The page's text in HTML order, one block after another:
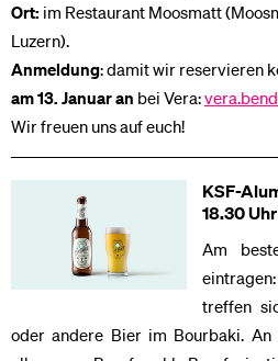
Ort: im Restaurant Moosmatt
Luzern).
Anmeldung: damit wir reservieren
am 13. Januar an bei Vera:
Wir freuen uns auf euch!
KSF-
18.30
Am
treffen
oder andere Bier im Bourbaki.